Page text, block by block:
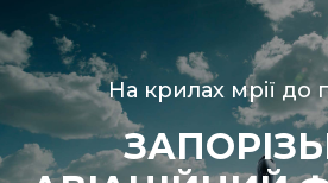
На крилах мрії до